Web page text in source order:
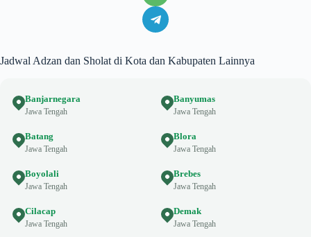
Jadwal Adzan dan Sholat di Kota dan Kabupaten Lainnya
Banjarnegara
Jawa Tengah
Banyumas
Jawa Tengah
Batang
Jawa Tengah
Blora
Jawa Tengah
Boyolali
Jawa Tengah
Brebes
Jawa Tengah
Cilacap
Jawa Tengah
Demak
Jawa Tengah